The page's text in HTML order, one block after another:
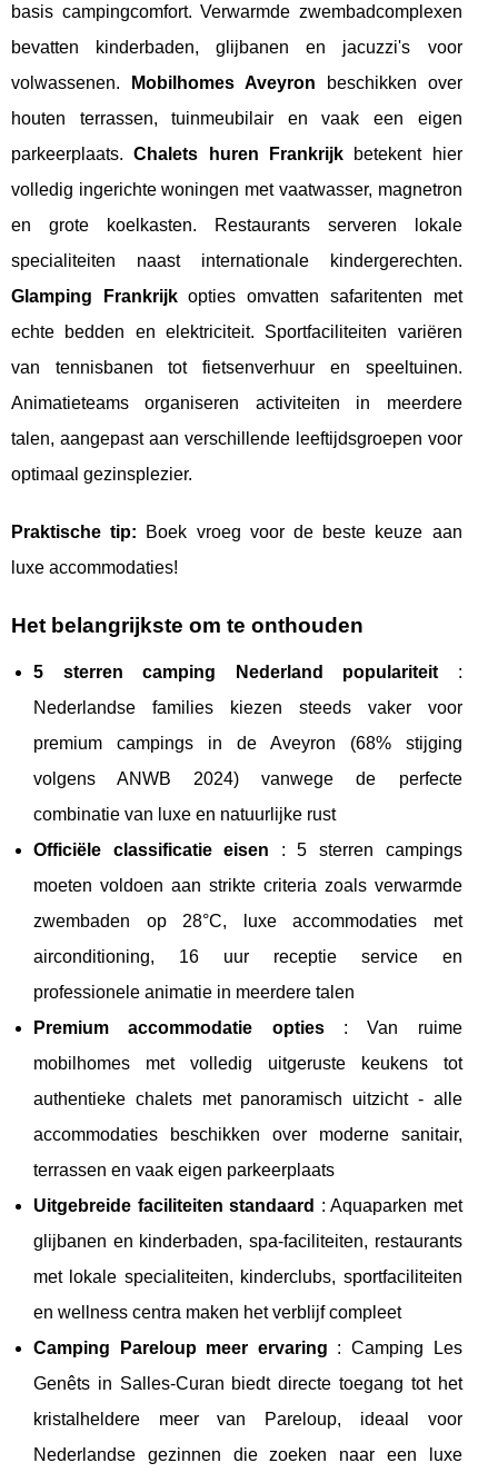
basis campingcomfort. Verwarmde zwembadcomplexen
bevatten kinderbaden, glijbanen en jacuzzi's voor
volwassenen.
Mobilhomes Aveyron beschikken over
houten terrassen, tuinmeubilair en vaak een eigen
parkeerplaats.Chalets huren Frankrijkbetekent hier
volledig ingerichte woningen met vaatwasser, magnetron
en grote koelkasten. Restaurants serveren lokale
specialiteiten naast internationale kindergerechten.
Glamping Frankrijkopties omvatten safaritenten met
echte bedden en elektriciteit. Sportfaciliteiten variëren
van tennisbanen tot fietsenverhuur en speeltuinen.
Animatieteams organiseren activiteiten in meerdere
talen, aangepast aan verschillende leeftijdsgroepen voor
optimaal gezinsplezier.
Praktische tip: Boek vroeg voor de beste keuze aan
luxe accommodaties!
Het belangrijkste om te onthouden
5 sterren camping Nederland populariteit :
Nederlandse families kiezen steeds vaker voor
premium campings in de Aveyron (68% stijging
volgens ANWB 2024) vanwege de perfecte
combinatie van luxe en natuurlijke rust
Officiële classificatie eisen : 5 sterren campings
moeten voldoen aan strikte criteria zoals verwarmde
zwembaden op 28°C, luxe accommodaties met
airconditioning, 16 uur receptie service en
professionele animatie in meerdere talen
Premium accommodatie opties: Van ruime
mobilhomes met volledig uitgeruste keukens tot
authentieke chalets met panoramisch uitzicht - alle
accommodaties beschikken over moderne sanitair,
terrassen en vaak eigen parkeerplaats
Uitgebreide faciliteiten standaard : Aquaparken met
glijbanen en kinderbaden, spa-faciliteiten, restaurants
met lokale specialiteiten, kinderclubs, sportfaciliteiten
en wellness centra maken het verblijf compleet
Camping Pareloup meer ervaring : Camping Les
Genêts in Salles-Curan biedt directe toegang tot het
kristalheldere meer van Pareloup, ideaal voor
Nederlandse gezinnen die zoeken naar een luxe